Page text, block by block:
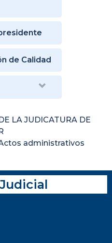
de Calidad
LA JUDICATURA DE
administrativos